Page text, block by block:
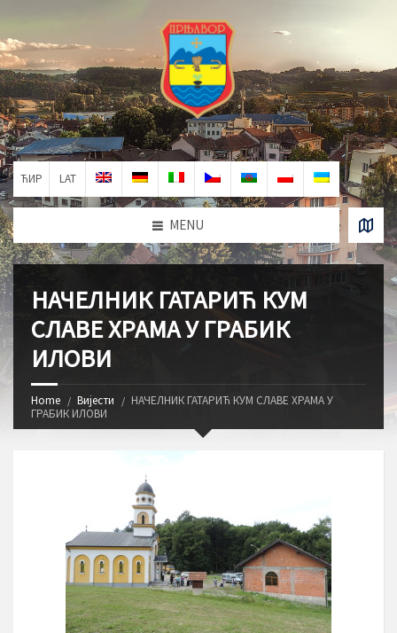
ЋИР LAT
MENU
НАЧЕЛНИК ГАТАРИЋ КУМ
СЛАВЕ ХРАМА У ГРАБИК
ИЛОВИ
Home Вијести
НАЧЕЛНИК ГАТАРИЋ КУМ СЛАВЕ ХРАМА У
ГРАБИК ИЛОВИ